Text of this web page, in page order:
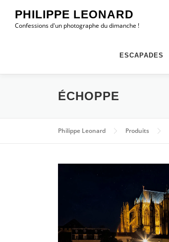
contenu
PHILIPPE LEONARD
Confessions d'un photographe du dimanche !
ESCAPADES
ÉCHOPPE
Philippe Leonard Produits